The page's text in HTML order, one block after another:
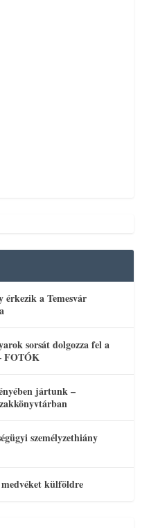
a Temesvár
sorsát dolgozza fel a
FOTÓK
jártunk –
személyzethiány
külföldre